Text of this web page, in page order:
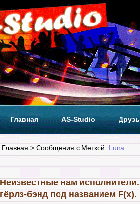
Главная AS-Studio
Теги ТОП
Главная > Сообщения с Меткой: Luna
Неизвестные нам
гёрлз-бэнд под названием F(x).